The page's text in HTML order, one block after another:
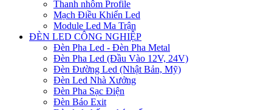
Thanh nhôm Profile
Mạch Điều Khiển Led
Module Led Ma Trận
ĐÈN LED CÔNG NGHIỆP
Đèn Pha Led - Đèn Pha Metal
Đèn Pha Led (Đầu Vào 12V, 24V)
Đèn Đường Led (Nhật Bản, Mỹ)
Đèn Led Nhà Xưởng
Đèn Pha Sạc Điện
Đèn Báo Exit